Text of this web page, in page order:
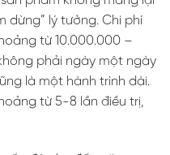
dừng” lý tưởng. Chi phí
từ 10.000.000 –
phải ngày một ngày
là một hành trình dài.
từ 5-8 lần điều trị,